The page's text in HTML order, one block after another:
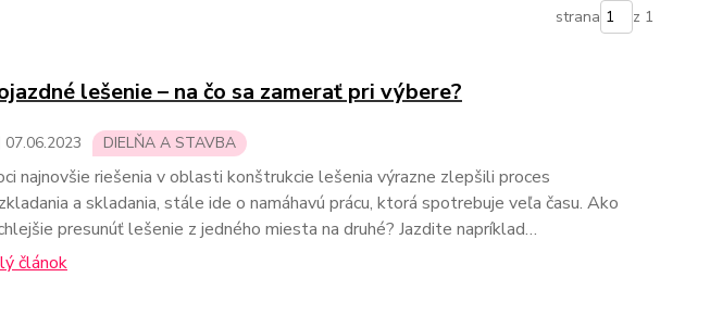
strana z 1
lešenie – na čo sa zamerať pri výbere?
07.06.2023 DIELŇA A STAVBA
najnovšie riešenia v oblasti konštrukcie lešenia výrazne zlepšili proces
a skladania, stále ide o namáhavú prácu, ktorá spotrebuje veľa času. Ako
presunúť lešenie z jedného miesta na druhé? Jazdite napríklad…
článok